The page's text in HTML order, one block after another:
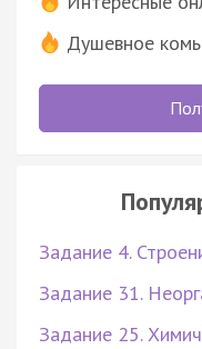
Душевное
Задание 4.
Задание 31.
Задание 25.